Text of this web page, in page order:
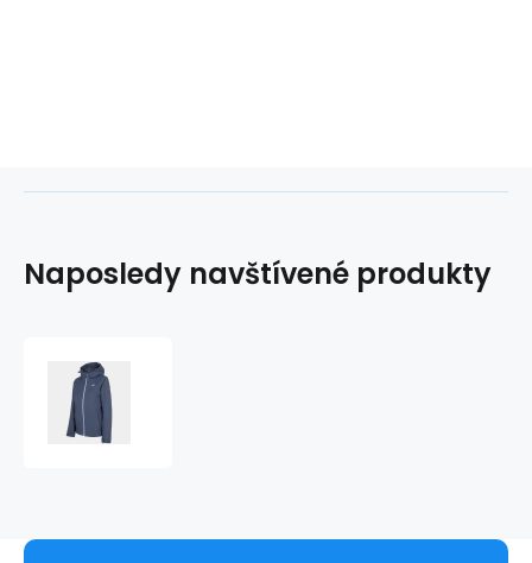
Naposledy navštívené produkty
-